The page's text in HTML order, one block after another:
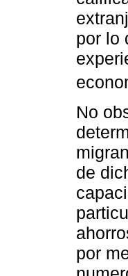
por lo
No
de
por